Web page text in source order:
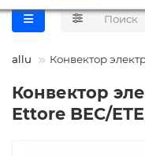
Ballu Конвектор
Конвектор
Ettore BEC/